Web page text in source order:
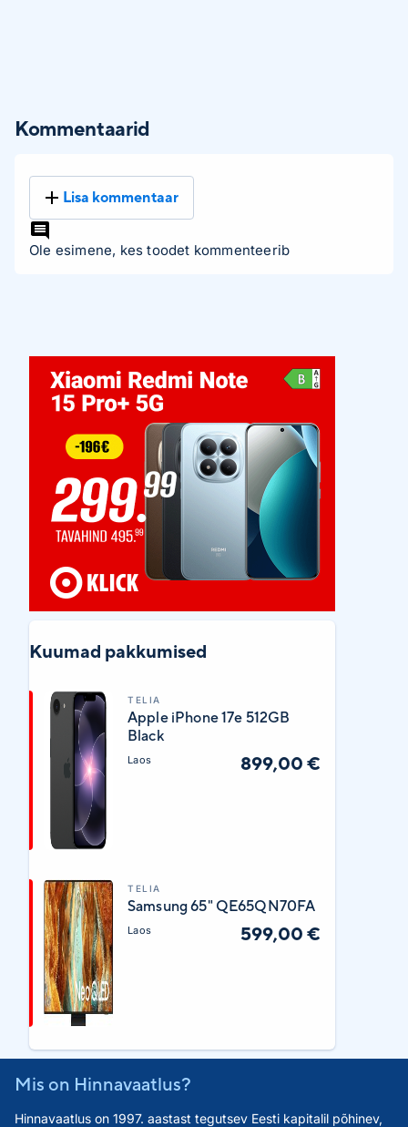
Kommentaarid
Lisa kommentaar
Ole esimene, kes toodet kommenteerib
Kuumad pakkumised
TELIA
Apple iPhone 17e 512GB
Black
Laos 899,00 €
TELIA
Samsung 65" QE65QN70FA
Laos 599,00 €
Mis on Hinnavaatlus?
Hinnavaatlus on 1997. aastast tegutsev Eesti kapitalil põhinev,